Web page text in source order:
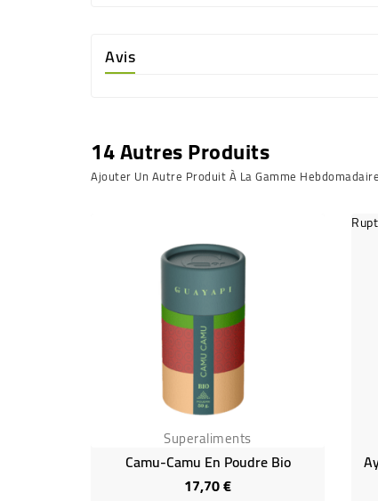
Avis
14 Autres Produits
Ajouter Un Autre Produit À La Gamme Hebdomadaire
Superaliments
Camu-Camu En Poudre Bio
17,70 €Prix